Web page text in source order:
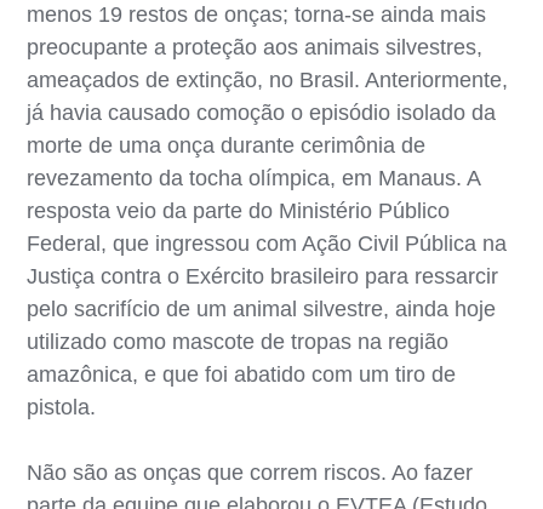
menos 19 restos de onças; torna-se ainda mais
preocupante a proteção aos animais silvestres,
ameaçados de extinção, no Brasil. Anteriormente,
já havia causado comoção o episódio isolado da
morte de uma onça durante cerimônia de
revezamento da tocha olímpica, em Manaus. A
resposta veio da parte do Ministério Público
Federal, que ingressou com Ação Civil Pública na
Justiça contra o Exército brasileiro para ressarcir
pelo sacrifício de um animal silvestre, ainda hoje
utilizado como mascote de tropas na região
amazônica, e que foi abatido com um tiro de
pistola.
Não são as onças que correm riscos. Ao fazer